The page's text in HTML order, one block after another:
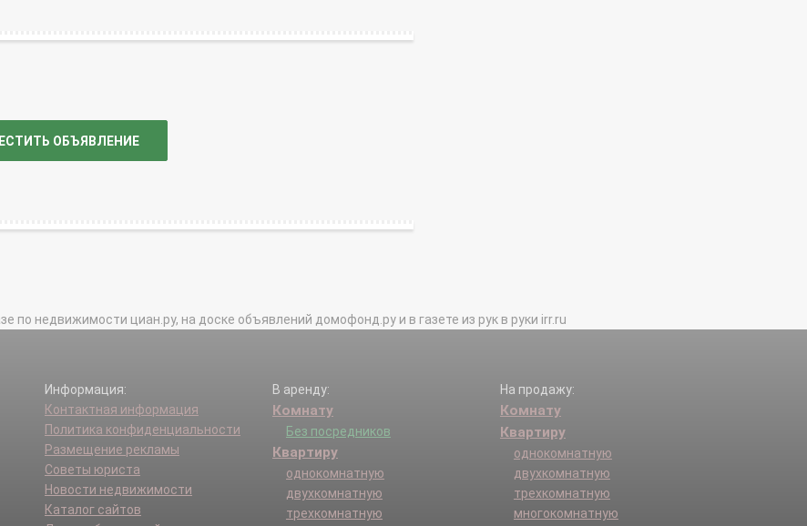
ОБЪЯВЛЕНИЕ
по недвижимости циан.ру, на доске объявлений домофонд.ру и в газете из рук в руки irr.ru
Информация:
Контактная информация
Политика конфиденциальности
Размещение рекламы
Советы юриста
Новости недвижимости
Каталог сайтов
В аренду:
Комнату
Без посредников
Квартиру
однокомнатную
двухкомнатную
трехкомнатную
На продажу:
Комнату
Квартиру
однокомнатную
двухкомнатную
трехкомнатную
многокомнатную